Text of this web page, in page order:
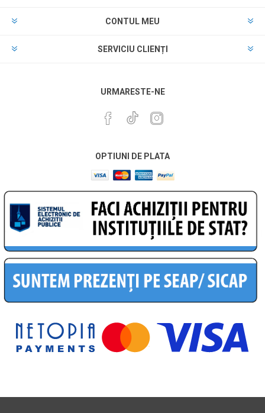
CONTUL MEU
SERVICIU CLIENȚI
URMARESTE-NE
OPTIUNI DE PLATA